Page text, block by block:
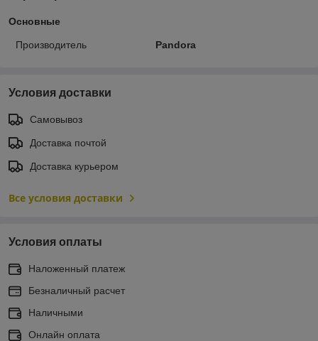
Основные
Производитель Pandora
Условия доставки
Самовывоз
Доставка почтой
Доставка курьером
Все условия доставки
Условия оплаты
Наложенный платеж
Безналичный расчет
Наличными
Онлайн оплата